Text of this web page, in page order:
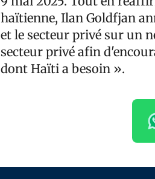
haïtienne, Ilan Goldfjan
et le secteur privé sur un
secteur privé afin
dont Haïti a besoin ».